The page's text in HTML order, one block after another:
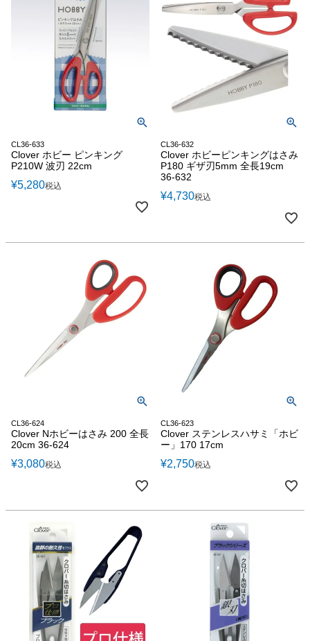
CL36-633
Clover ホビー ピンキング
P210W 波刃 22cm
¥5,280税込
CL36-632
Clover ホビーピンキングはさみ
P180 ギザ刃5mm 全長19cm
36-632
¥4,730税込
CL36-624
Clover Nホビーはさみ 200 全長
20cm 36-624
¥3,080税込
CL36-623
Clover ステンレスハサミ「ホビ
ー」170 17cm
¥2,750税込